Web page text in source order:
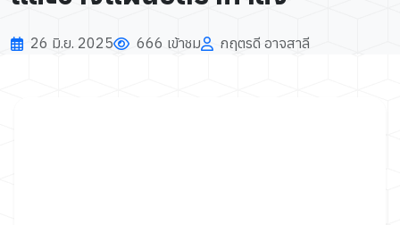
26 มิ.ย. 2025 666 เข้าชม กฤตรดี อาจสาลี